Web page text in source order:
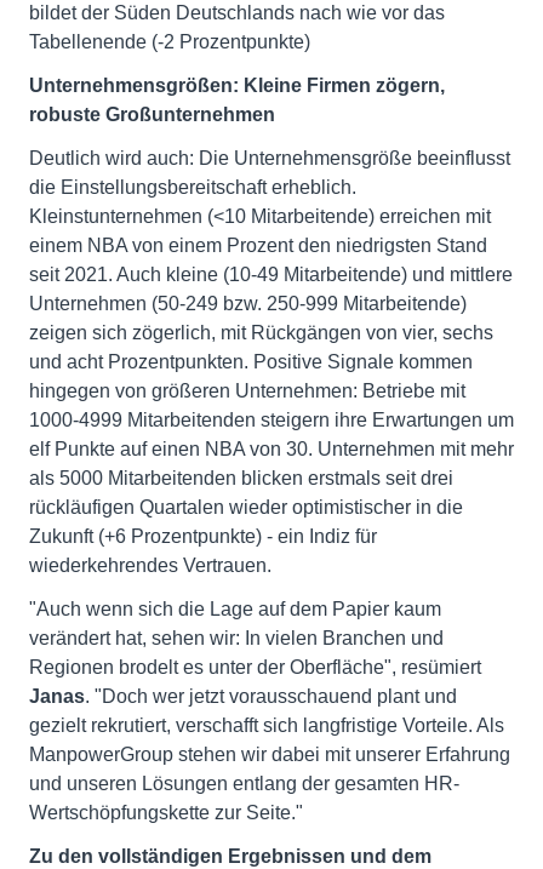
bildet der Süden Deutschlands nach wie vor das
Tabellenende (-2 Prozentpunkte)
Unternehmensgrößen: Kleine Firmen zögern,
robuste Großunternehmen
Deutlich wird auch: Die Unternehmensgröße beeinflusst
die Einstellungsbereitschaft erheblich.
Kleinstunternehmen (<10 Mitarbeitende) erreichen mit
einem NBA von einem Prozent den niedrigsten Stand
seit 2021. Auch kleine (10-49 Mitarbeitende) und mittlere
Unternehmen (50-249 bzw. 250-999 Mitarbeitende)
zeigen sich zögerlich, mit Rückgängen von vier, sechs
und acht Prozentpunkten. Positive Signale kommen
hingegen von größeren Unternehmen: Betriebe mit
1000-4999 Mitarbeitenden steigern ihre Erwartungen um
elf Punkte auf einen NBA von 30. Unternehmen mit mehr
als 5000 Mitarbeitenden blicken erstmals seit drei
rückläufigen Quartalen wieder optimistischer in die
Zukunft (+6 Prozentpunkte) - ein Indiz für
wiederkehrendes Vertrauen.
"Auch wenn sich die Lage auf dem Papier kaum
verändert hat, sehen wir: In vielen Branchen und
Regionen brodelt es unter der Oberfläche", resümiert
Janas. "Doch wer jetzt vorausschauend plant und
gezielt rekrutiert, verschafft sich langfristige Vorteile. Als
ManpowerGroup stehen wir dabei mit unserer Erfahrung
und unseren Lösungen entlang der gesamten HR-
Wertschöpfungskette zur Seite."
Zu den vollständigen Ergebnissen und dem